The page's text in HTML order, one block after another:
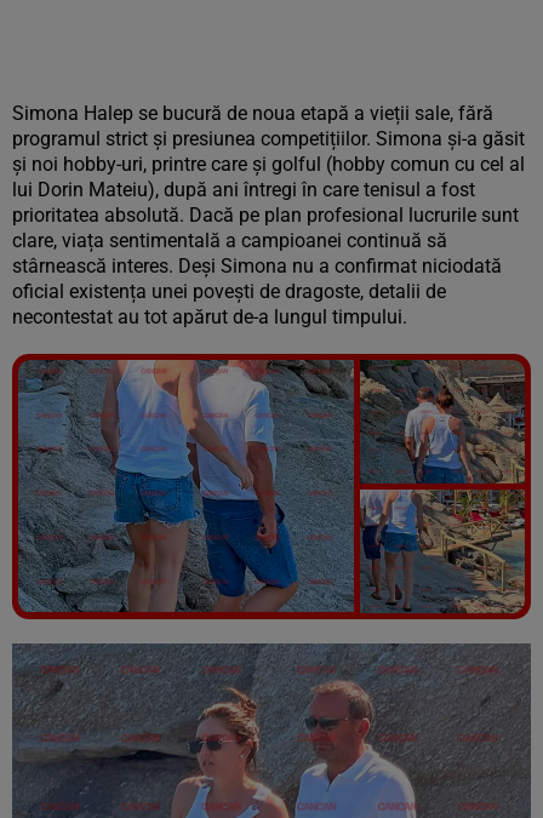
Simona Halep se bucură de noua etapă a vieții sale, fără
programul strict și presiunea competițiilor. Simona și-a găsit
și noi hobby-uri, printre care și golful (hobby comun cu cel al
lui Dorin Mateiu), după ani întregi în care tenisul a fost
prioritatea absolută. Dacă pe plan profesional lucrurile sunt
clare, viața sentimentală a campioanei continuă să
stârnească interes. Deși Simona nu a confirmat niciodată
oficial existența unei povești de dragoste, detalii de
necontestat au tot apărut de-a lungul timpului.
Vezi galeria foto
13 poze